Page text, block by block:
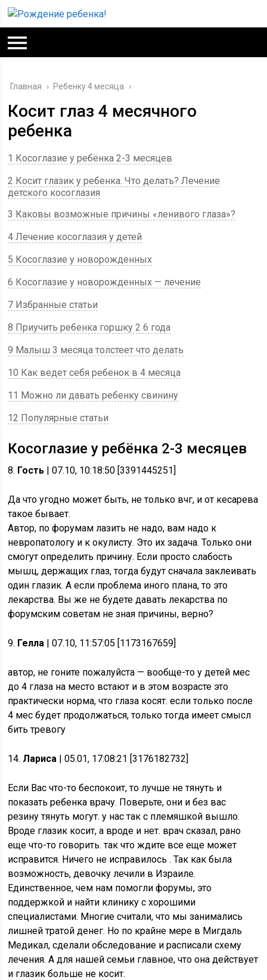
Главная › Ребенку 4 месяца ›
Косит глаз 4 месячного
ребенка
1 Косоглазие у ребёнка 2-3 месяцев
2 Косит глазик у ребенка. Что делать? Лечение
детского косоглазия
3 Каковы возможные причины «ленивого глаза»?
4 Лечение косоглазия у детей
5 Косоглазие у новорожденных
6 Косоглазие у новорожденных — лечение
7 Избранные статьи
8 Приучить ребенка горшку 2 6 года
9 Малыш 3 месяца толстеет что делать
10 Как ведет себя ребенок в 4 месяца
11 Можно ли давать ребенку свинину
12 Популярные статьи
Косоглазие у ребёнка 2-3 месяцев
8. Гость | 07.10, 10:18:50 [3391445251]
Да что угодно может быть, не только вчг, и от кесарева
такое бывает.
Автор, по форумам лазить не надо, вам надо к
невропатологу и к окулисту. Это их задача. Только они
смогут определить причину. Если просто слабость
мышц, держащих глаз, тогда будут сначала заклеивать
один глазик. А если проблема иного плана, то это
лекарства. Вы же не будете давать лекарства по
форумским советам не зная причины, верно?
9. Гелла | 07.10, 11:57:05 [1173167659]
автор, не гоните пожалуйста — вообще-то у детей мес
до 4 глаза на место встают и в этом возрасте это
практически норма, что глаза косят. если только после
4 мес будет продолжаться, только тогда имеет смысл
бить тревогу
14. Лариса | 05.01, 17:08:21 [3176182732]
Если Вас что-то беспокоит, то лучше не тянуть и
показать ребенка врачу. Поверьте, они и без вас
резину тянуть могут. у нас так с племяшкой вышло.
Вроде глазик косит, а вроде и нет. врач сказал, рано
еще что-то говорить. так что ждите все еще может
исправится. Ничего не исправилось . Так как была
возможность, девочку лечили в Израиле.
Единственное, чем нам помогли форумы, это
поддержкой и найти клинику с хорошими
специалистами. Многие считали, что мы занимались
лишней тратой денег. Но по крайне мере в Мигдаль
Медикал, сделали обследование и расписали схему
лечения. А для нашей семьи главное, что она действует
и глазик больше не косит.